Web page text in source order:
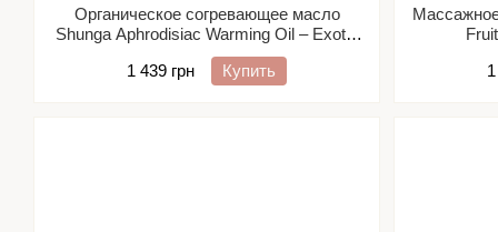
Органическое согревающее масло
Shunga Aphrodisiac Warming Oil – Exotic
green tea (100 мл) без сахара
1 439 грн
Купить